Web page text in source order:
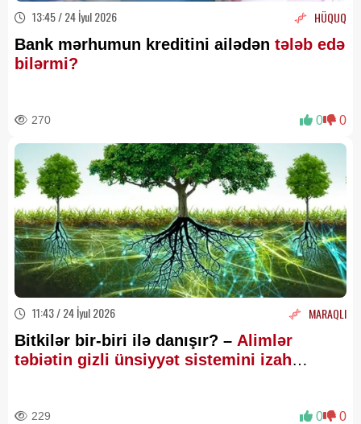
13:45 / 24 İyul 2026 HÜQUQ
Bank mərhumun kreditini ailədən tələb edə
bilərmi?
270 0 0
11:43 / 24 İyul 2026 MARAQLI
Bitkilər bir-biri ilə danışır? – Alimlər
təbiətin gizli ünsiyyət sistemini izah
229 0 0